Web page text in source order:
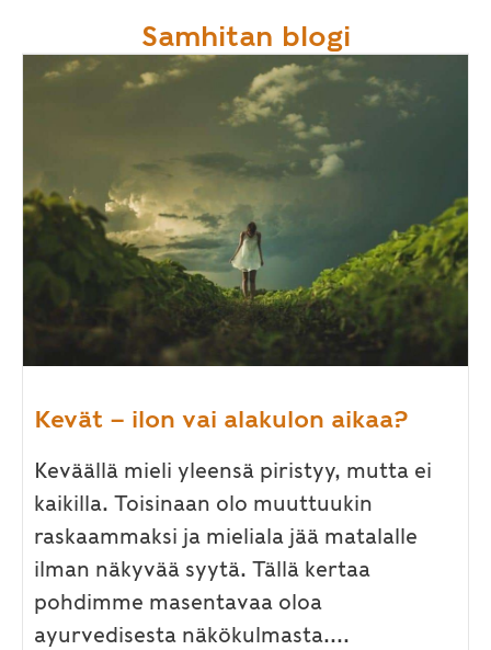
Samhitan blogi
Kevät – ilon vai alakulon aikaa?
Keväällä mieli yleensä piristyy, mutta ei
kaikilla. Toisinaan olo muuttuukin
raskaammaksi ja mieliala jää matalalle
ilman näkyvää syytä. Tällä kertaa
pohdimme masentavaa oloa
ayurvedisesta näkökulmasta....